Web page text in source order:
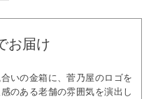
お届け
いの金箱に、菅乃屋のロゴを
のある老舗の雰囲気を演出し